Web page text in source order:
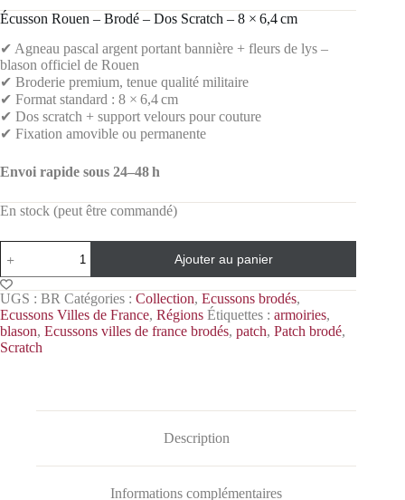
Écusson Rouen – Brodé – Dos Scratch – 8 × 6,4 cm
✔ Agneau pascal argent portant bannière + fleurs de lys –
blason officiel de Rouen
✔ Broderie premium, tenue qualité militaire
✔ Format standard : 8 × 6,4 cm
✔ Dos scratch + support velours pour couture
✔ Fixation amovible ou permanente
Envoi rapide sous 24–48 h
En stock (peut être commandé)
Ajouter au panier
UGS : BR Catégories : Collection, Ecussons brodés,
Ecussons Villes de France, Régions Étiquettes : armoiries,
blason, Ecussons villes de france brodés, patch, Patch brodé,
Scratch
Description
Informations complémentaires